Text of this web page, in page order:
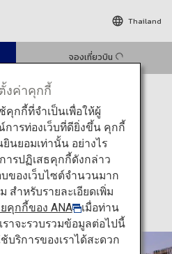
Thailand
จองเที่ยวบิน
อตารุ
ฮอกไกโด
โอตารุ
งค่าคุกกี้
คุกกี้ที่จำเป็นเพื่อให้ผู้
ารท่องเว็บที่ดียิ่งขึ้น คุกกี้
ยินยอมเท่านั้น อย่างไร
ารปฏิเสธคุกกี้ดังกล่าว
ของเว็บไซต์จำนวนมาก
สำหรับรายละเอียดเพิ่ม
คุกกี้ของ ANA
เมื่อท่าน
ราจะรวบรวมข้อมูลต่อไปนี้
บริการของเราได้สะดวก